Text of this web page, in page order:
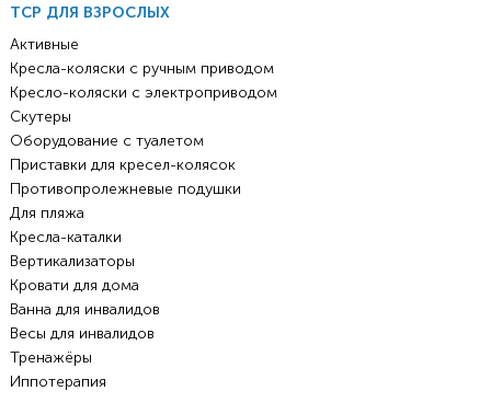
ТСР ДЛЯ ВЗРОСЛЫХ
Активные
Кресла-коляски с ручным приводом
Кресло-коляски с электроприводом
Скутеры
Оборудование с туалетом
Приставки для кресел-колясок
Противопролежневые подушки
Для пляжа
Кресла-каталки
Вертикализаторы
Кровати для дома
Ванна для инвалидов
Весы для инвалидов
Тренажёры
Иппотерапия